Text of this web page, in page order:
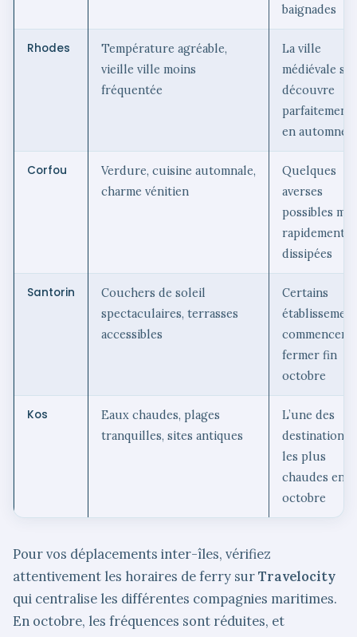
baignades
Rhodes
Température agréable,
vieille ville moins
fréquentée
La ville
médiévale se
découvre
parfaitement
en automne
Corfou
Verdure, cuisine automnale,
charme vénitien
Quelques
averses
possibles
rapidement
dissipées
Santorin
Couchers de soleil
spectaculaires, terrasses
accessibles
Certains
commencent
fermer fin
octobre
Kos
Eaux chaudes, plages
tranquilles, sites antiques
L’une des
destinations
les plus
chaudes en
octobre
Pour vos déplacements inter-îles, vérifiez
attentivement les horaires de ferry surTravelocity
qui centralise les différentes compagnies maritimes.
En octobre, les fréquences sont réduites, et